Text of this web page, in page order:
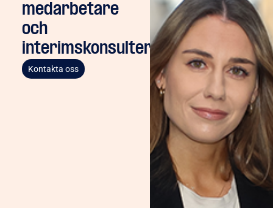
medarbetare
och
interimskonsulter
Kontakta oss